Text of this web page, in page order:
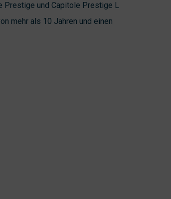
Prestige und Capitole Prestige L
mehr als 10 Jahren und einen